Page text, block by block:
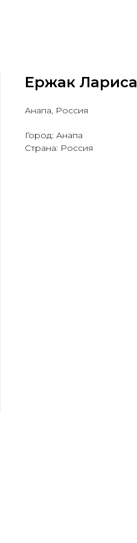
Ержак Лариса
Анапа, Россия
Город: Анапа
Страна: Россия